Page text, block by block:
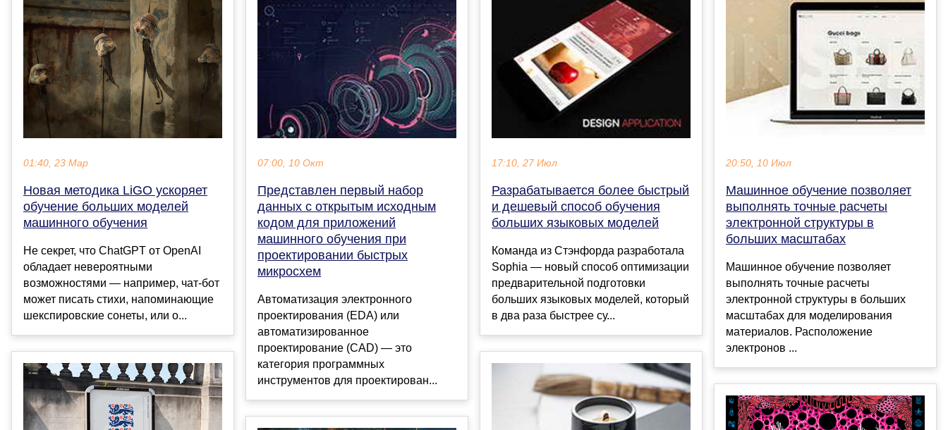
01:40, 23 Мар
Новая методика LiGO ускоряет
обучение больших моделей
машинного обучения
Не секрет, что ChatGPT от OpenAI
обладает невероятными
возможностями — например, чат-бот
может писать стихи, напоминающие
шекспировские сонеты, или о...
07:00, 10 Окт
Представлен первый набор
данных с открытым исходным
кодом для приложений
машинного обучения при
проектировании быстрых
микросхем
Автоматизация электронного
проектирования (EDA) или
автоматизированное
проектирование (CAD) — это
категория программных
инструментов для проектирован...
17:10, 27 Июл
Разрабатывается более быстрый
и дешевый способ обучения
больших языковых моделей
Команда из Стэнфорда разработала
Sophia — новый способ оптимизации
предварительной подготовки
больших языковых моделей, который
в два раза быстрее су...
20:50, 10 Июл
Машинное обучение позволяет
выполнять точные расчеты
электронной структуры в
больших масштабах
Машинное обучение позволяет
выполнять точные расчеты
электронной структуры в больших
масштабах для моделирования
материалов. Расположение
электронов ...